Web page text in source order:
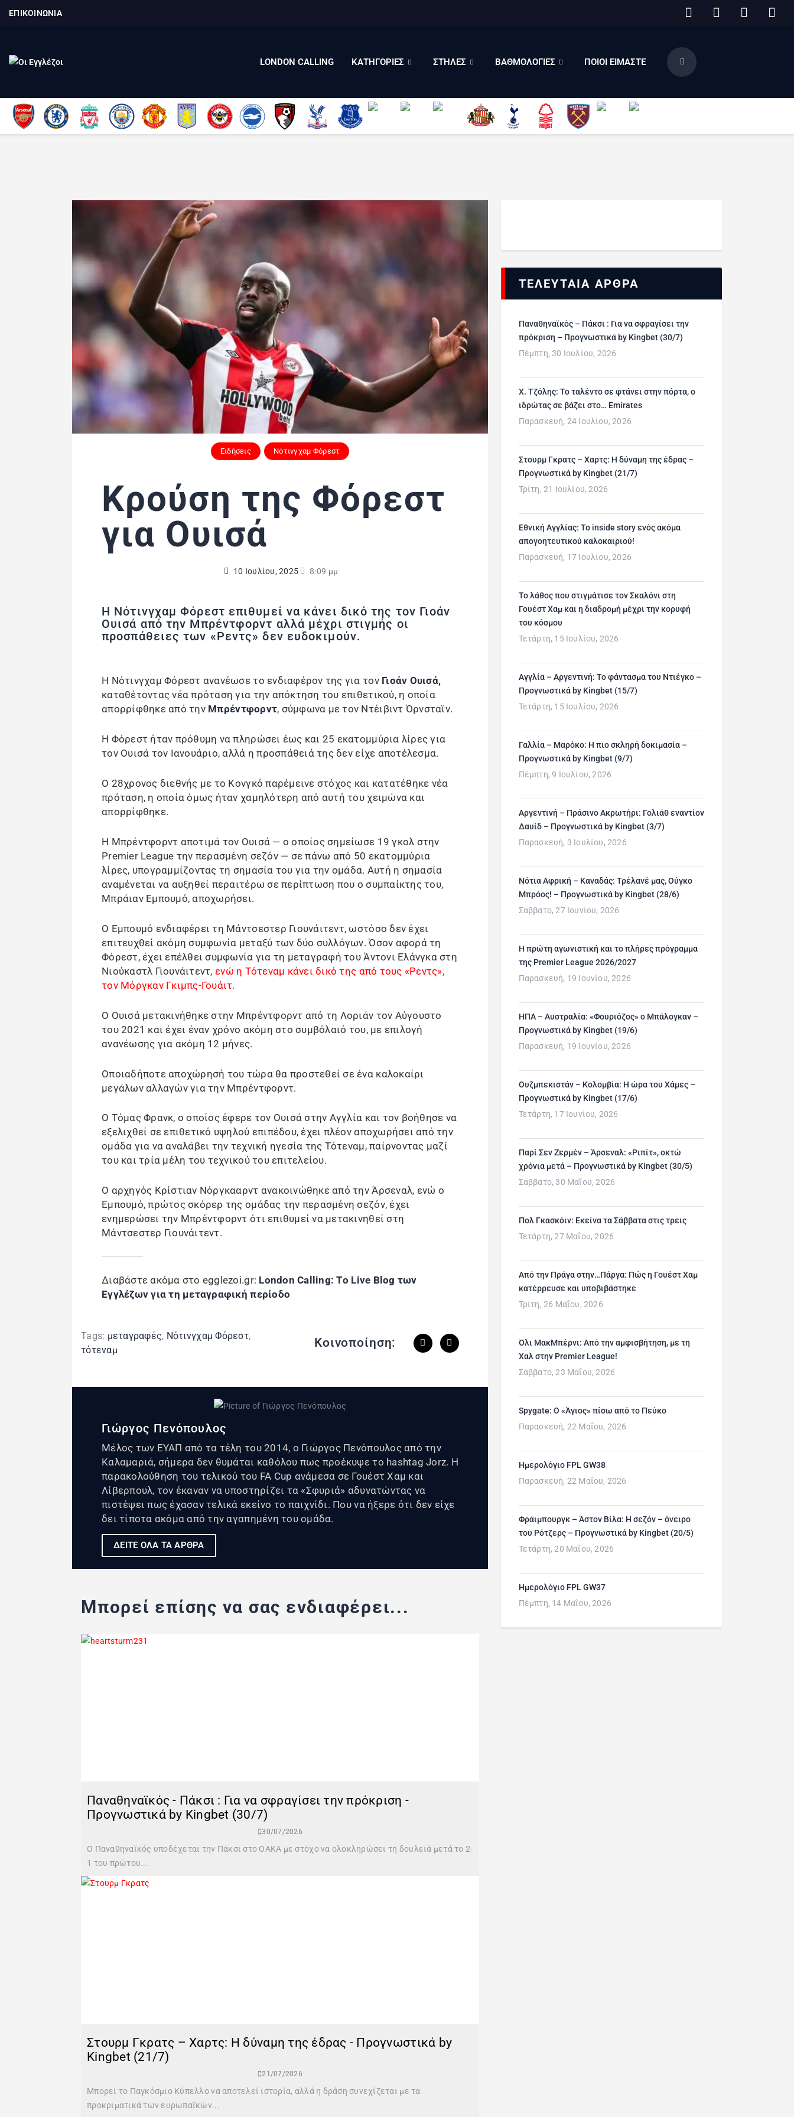
ΕΠΙΚΟΙΝΩΝΙΑ
LONDON CALLING ΚΑΤΗΓΟΡΙΕΣ ΣΤΗΛΕΣ ΒΑΘΜΟΛΟΓΙΕΣ ΠΟΙΟΙ ΕΙΜΑΣΤΕ
Ειδήσεις Νότινγχαμ Φόρεστ
Κρούση της Φόρεστ
για Ουισά
10 Ιουλίου, 2025 8:09 μμ
Η Νότινγχαμ Φόρεστ επιθυμεί να κάνει δικό της τον Γιοάν
Ουισά από την Μπρέντφορντ αλλά μέχρι στιγμής οι
προσπάθειες των «Ρεντς» δεν ευδοκιμούν.
Η Νότινγχαμ Φόρεστ ανανέωσε το ενδιαφέρον της για τον Γιοάν Ουισά,
καταθέτοντας νέα πρόταση για την απόκτηση του επιθετικού, η οποία
απορρίφθηκε από την Μπρέντφορντ, σύμφωνα με τον Ντέιβιντ Όρνσταϊν.
Η Φόρεστ ήταν πρόθυμη να πληρώσει έως και 25 εκατομμύρια λίρες για
τον Ουισά τον Ιανουάριο, αλλά η προσπάθειά της δεν είχε αποτέλεσμα.
Ο 28χρονος διεθνής με το Κονγκό παρέμεινε στόχος και κατατέθηκε νέα
πρόταση, η οποία όμως ήταν χαμηλότερη από αυτή του χειμώνα και
απορρίφθηκε.
Η Μπρέντφορντ αποτιμά τον Ουισά — ο οποίος σημείωσε 19 γκολ στην
Premier League την περασμένη σεζόν — σε πάνω από 50 εκατομμύρια
λίρες, υπογραμμίζοντας τη σημασία του για την ομάδα. Αυτή η σημασία
αναμένεται να αυξηθεί περαιτέρω σε περίπτωση που ο συμπαίκτης του,
Μπράιαν Εμπουμό, αποχωρήσει.
Ο Εμπουμό ενδιαφέρει τη Μάντσεστερ Γιουνάιτεντ, ωστόσο δεν έχει
επιτευχθεί ακόμη συμφωνία μεταξύ των δύο συλλόγων. Όσον αφορά τη
Φόρεστ, έχει επέλθει συμφωνία για τη μεταγραφή του Άντονι Ελάνγκα στη
Νιούκαστλ Γιουνάιτεντ, ενώ η Τότεναμ κάνει δικό της από τους «Ρεντς»,
τον Μόργκαν Γκιμπς-Γουάιτ.
Ο Ουισά μετακινήθηκε στην Μπρέντφορντ από τη Λοριάν τον Αύγουστο
του 2021 και έχει έναν χρόνο ακόμη στο συμβόλαιό του, με επιλογή
ανανέωσης για ακόμη 12 μήνες.
Οποιαδήποτε αποχώρησή του τώρα θα προστεθεί σε ένα καλοκαίρι
μεγάλων αλλαγών για την Μπρέντφορντ.
Ο Τόμας Φρανκ, ο οποίος έφερε τον Ουισά στην Αγγλία και τον βοήθησε να
εξελιχθεί σε επιθετικό υψηλού επιπέδου, έχει πλέον αποχωρήσει από την
ομάδα για να αναλάβει την τεχνική ηγεσία της Τότεναμ, παίρνοντας μαζί
του και τρία μέλη του τεχνικού του επιτελείου.
Ο αρχηγός Κρίστιαν Νόργκααρντ ανακοινώθηκε από την Άρσεναλ, ενώ ο
Εμπουμό, πρώτος σκόρερ της ομάδας την περασμένη σεζόν, έχει
ενημερώσει την Μπρέντφορντ ότι επιθυμεί να μετακινηθεί στη
Μάντσεστερ Γιουνάιτεντ.
Διαβάστε ακόμα στο egglezoi.gr: London Calling: To Live Blog των
Εγγλέζων για τη μεταγραφική περίοδο
Tags: μεταγραφές, Νότινγχαμ Φόρεστ,
τότεναμ
Κοινοποίηση:
Γιώργος Πενόπουλος
Μέλος των ΕΥΑΠ από τα τέλη του 2014, ο Γιώργος Πενόπουλος από την
Καλαμαριά, σήμερα δεν θυμάται καθόλου πως προέκυψε το hashtag Jorz. Η
παρακολούθηση του τελικού του FA Cup ανάμεσα σε Γουέστ Χαμ και
Λίβερπουλ, τον έκαναν να υποστηρίζει τα «Σφυριά» αδυνατώντας να
πιστέψει πως έχασαν τελικά εκείνο το παιχνίδι. Που να ήξερε ότι δεν είχε
δει τίποτα ακόμα από την αγαπημένη του ομάδα.
ΔΕΙΤΕ ΟΛΑ ΤΑ ΑΡΘΡΑ
Μπορεί επίσης να σας ενδιαφέρει...
Παναθηναϊκός - Πάκσι : Για να σφραγίσει την πρόκριση -
Προγνωστικά by Kingbet (30/7)
30/07/2026
Ο Παναθηναϊκός υποδέχεται την Πάκσι στο ΟΑΚΑ με στόχο να ολοκληρώσει τη δουλειά μετά το 2-
1 του πρώτου...
Στουρμ Γκρατς – Χαρτς: Η δύναμη της έδρας - Προγνωστικά by
Kingbet (21/7)
21/07/2026
Μπορεί το Παγκόσμιο Κύπελλο να αποτελεί ιστορία, αλλά η δράση συνεχίζεται με τα
προκριματικά των ευρωπαϊκών...
ΤΕΛΕΥΤΑΙΑ ΑΡΘΡΑ
Παναθηναϊκός – Πάκσι : Για να σφραγίσει την
πρόκριση – Προγνωστικά by Kingbet (30/7)
Πέμπτη, 30 Ιουλίου, 2026
Χ. Τζόλης: Το ταλέντο σε φτάνει στην πόρτα, ο
ιδρώτας σε βάζει στο… Emirates
Παρασκευή, 24 Ιουλίου, 2026
Στουρμ Γκρατς – Χαρτς: Η δύναμη της έδρας –
Προγνωστικά by Kingbet (21/7)
Τρίτη, 21 Ιουλίου, 2026
Εθνική Αγγλίας: Το inside story ενός ακόμα
απογοητευτικού καλοκαιριού!
Παρασκευή, 17 Ιουλίου, 2026
Το λάθος που στιγμάτισε τον Σκαλόνι στη
Γουέστ Χαμ και η διαδρομή μέχρι την κορυφή
του κόσμου
Τετάρτη, 15 Ιουλίου, 2026
Αγγλία – Αργεντινή: Το φάντασμα του Ντιέγκο –
Προγνωστικά by Kingbet (15/7)
Τετάρτη, 15 Ιουλίου, 2026
Γαλλία – Μαρόκο: Η πιο σκληρή δοκιμασία –
Προγνωστικά by Kingbet (9/7)
Πέμπτη, 9 Ιουλίου, 2026
Αργεντινή – Πράσινο Ακρωτήρι: Γολιάθ εναντίον
Δαυίδ – Προγνωστικά by Kingbet (3/7)
Παρασκευή, 3 Ιουλίου, 2026
Νότια Αφρική – Καναδάς: Τρέλανέ μας, Ούγκο
Μπρόος! – Προγνωστικά by Kingbet (28/6)
Σάββατο, 27 Ιουνίου, 2026
H πρώτη αγωνιστική και το πλήρες πρόγραμμα
της Premier League 2026/2027
Παρασκευή, 19 Ιουνίου, 2026
ΗΠΑ – Αυστραλία: «Φουριόζος» ο Μπάλογκαν –
Προγνωστικά by Kingbet (19/6)
Παρασκευή, 19 Ιουνίου, 2026
Ουζμπεκιστάν – Κολομβία: Η ώρα του Χάμες –
Προγνωστικά by Kingbet (17/6)
Τετάρτη, 17 Ιουνίου, 2026
Παρί Σεν Ζερμέν – Άρσεναλ: «Ριπίτ», οκτώ
χρόνια μετά – Προγνωστικά by Kingbet (30/5)
Σάββατο, 30 Μαΐου, 2026
Πολ Γκασκόιν: Εκείνα τα Σάββατα στις τρεις
Τετάρτη, 27 Μαΐου, 2026
Από την Πράγα στην…Πάργα: Πώς η Γουέστ Χαμ
κατέρρευσε και υποβιβάστηκε
Τρίτη, 26 Μαΐου, 2026
Όλι ΜακΜπέρνι: Aπό την αμφισβήτηση, με τη
Χαλ στην Premier League!
Σάββατο, 23 Μαΐου, 2026
Spygate: Ο «Άγιος» πίσω από το Πεύκο
Παρασκευή, 22 Μαΐου, 2026
Ημερολόγιο FPL GW38
Παρασκευή, 22 Μαΐου, 2026
Φράιμπουργκ – Άστον Βίλα: Η σεζόν – όνειρο
του Ρότζερς – Προγνωστικά by Kingbet (20/5)
Τετάρτη, 20 Μαΐου, 2026
Ημερολόγιο FPL GW37
Πέμπτη, 14 Μαΐου, 2026